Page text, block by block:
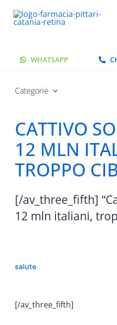
WHATSAPP
Categorie
CATTIVO
12 MLN
TROPPO
[/av_three_fifth]
12 mln italiani,
salute
[/av_three_fifth]